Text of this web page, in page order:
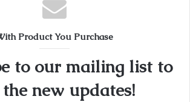
Product You Purchase
to our mailing list to
new updates!